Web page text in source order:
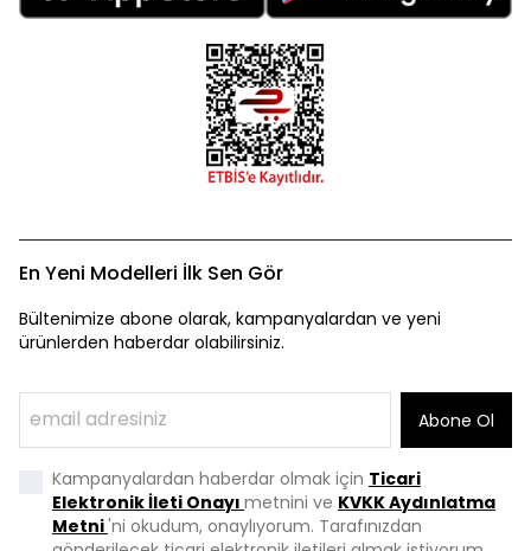
En Yeni Modelleri İlk Sen Gör
Bültenimize abone olarak, kampanyalardan ve yeni
ürünlerden haberdar olabilirsiniz.
Abone Ol
Kampanyalardan haberdar olmak için Ticari
Elektronik İleti Onayı metnini ve KVKK Aydınlatma
Metni'ni okudum, onaylıyorum. Tarafınızdan